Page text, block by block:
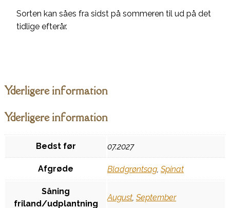
Sorten kan såes fra sidst på sommeren til ud på det
tidlige efterår.
Yderligere information
Yderligere information
Bedst før 07.2027
Afgrøde Bladgrøntsag, Spinat
Såning
friland/udplantning
August, September